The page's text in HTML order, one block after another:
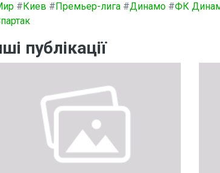
#Киев #Премьер-лига #Динамо #ФК
публікації